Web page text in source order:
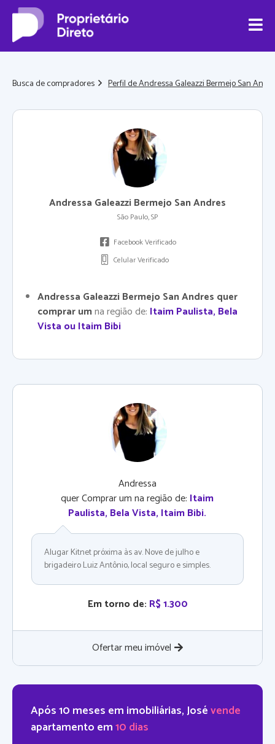
Busca de compradores Perfil de Andressa Galeazzi Bermejo San
Andressa Galeazzi Bermejo San Andres
São Paulo, SP
Facebook Verificado
Celular Verificado
Andressa Galeazzi Bermejo San Andres quer
comprar umna região de: Itaim Paulista, Bela
Vista ou Itaim Bibi
Andressa
quer Comprar um na região de: Itaim
Paulista, Bela Vista, Itaim Bibi.
Alugar Kitnet próxima às av. Nove de julho e
brigadeiro Luiz Antônio, local seguro e simples.
Em torno de: R$ 1.300
Ofertar meu imóvel
Após 10 meses em imobiliárias, Josévende
apartamento em10 dias